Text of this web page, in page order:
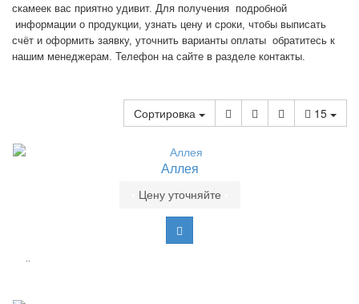
скамеек вас приятно удивит. Для получения подробной
информации о продукции, узнать цену и сроки, чтобы выписать
счёт и оформить заявку, уточнить варианты оплаты обратитесь к
нашим менеджерам. Телефон на сайте в разделе контакты.
Сортировка 15
Аллея
Цену уточняйте
..